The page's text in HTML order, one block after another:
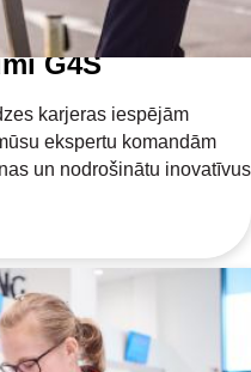
G4S
karjeras iespējām
ekspertu komandām
un nodrošinātu inovatīvus